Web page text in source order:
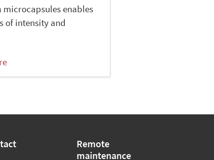
microcapsules enables
of intensity and
Remote
maintenance